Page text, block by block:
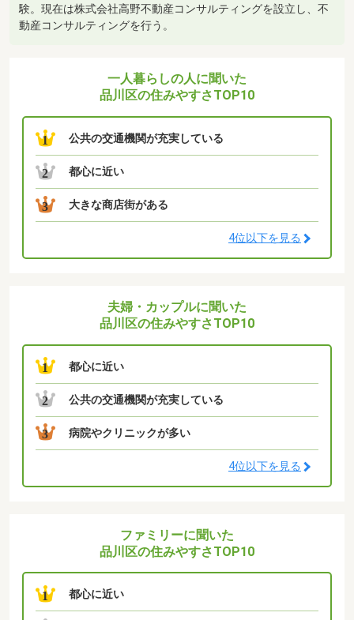
験。現在は株式会社高野不動産コンサルティングを設立し、不
動産コンサルティングを行う。
一人暮らしの人に聞いた
品川区の住みやすさTOP10
1 公共の交通機関が充実している
2 都心に近い
3 大きな商店街がある
4位以下を見る
夫婦・カップルに聞いた
品川区の住みやすさTOP10
1 都心に近い
2 公共の交通機関が充実している
3 病院やクリニックが多い
4位以下を見る
ファミリーに聞いた
品川区の住みやすさTOP10
1 都心に近い